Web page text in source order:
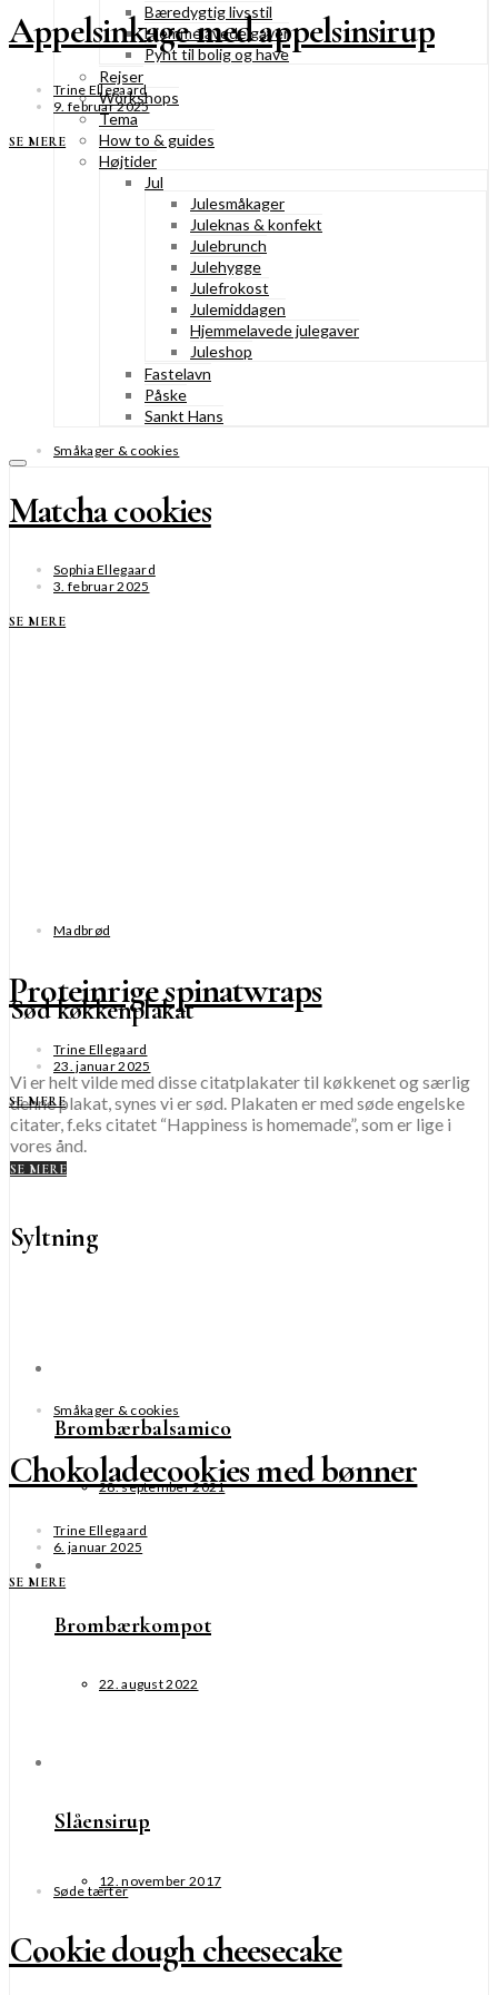
Bæredygtig livsstil
Hjemmelavede gaver
Pynt til bolig og have
Rejser
Workshops
Tema
How to & guides
Højtider
Jul
Julesmåkager
Juleknas & konfekt
Julebrunch
Julehygge
Julefrokost
Julemiddagen
Hjemmelavede julegaver
Juleshop
Fastelavn
Påske
Sankt Hans
Sød køkkenplakat
Vi er helt vilde med disse citatplakater til køkkenet og særlig
denne plakat, synes vi er sød. Plakaten er med søde engelske
citater, f.eks citatet “Happiness is homemade”, som er lige i
vores ånd.
SE MERE
Syltning
Brombærbalsamico
28. september 2021
Brombærkompot
22. august 2022
Slåensirup
12. november 2017
Appelsinkage med appelsinsirup
Trine Ellegaard
9. februar 2025
SE MERE
Småkager & cookies
Matcha cookies
Sophia Ellegaard
3. februar 2025
SE MERE
Madbrød
Proteinrige spinatwraps
Trine Ellegaard
23. januar 2025
SE MERE
Småkager & cookies
Chokoladecookies med bønner
Trine Ellegaard
6. januar 2025
SE MERE
Søde tærter
Cookie dough cheesecake